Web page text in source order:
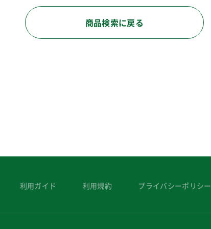
商品検索に戻る
利用ガイド 利用規約 プライバシーポリシー